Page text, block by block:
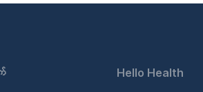
Hello Health